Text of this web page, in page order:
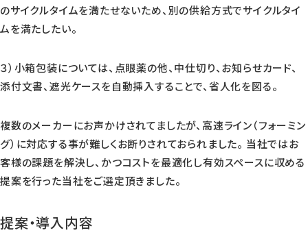
のサイクルタイムを満たせないため、別の供給方式でサイクルタイ
ムを満たしたい。
３）小箱包装については、点眼薬の他、中仕切り、お知らせカード、
添付文書、遮光ケースを自動挿入することで、省人化を図る。
複数のメーカーにお声かけされてましたが、高速ライン（フォーミン
グ）に対応する事が難しくお断りされておられました。 当社ではお
客様の課題を解決し、かつコストを最適化し有効スペースに収める
提案を行った当社をご選定頂きました。
提案・導入内容